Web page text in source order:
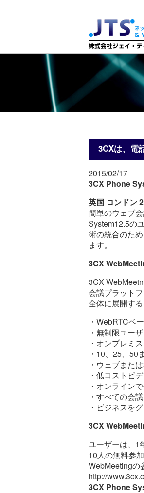
3CXは、電
2015/02/17
3CX Phone
英国 ロンドン
簡単のウェブ
System12.5の
術の統合のた
ます。
3CX
3CX
会議プラット
全体に展開する
・WebRTCベ
・無制限ユー
・オンプレミ
・10、25、50
・ウェブまた
・低コストビ
・オンライン
・すべての会
・ビジネスを
3CX
ユーザーは、1
10人の無料参
WebMeetingの
http://
3CX Phone